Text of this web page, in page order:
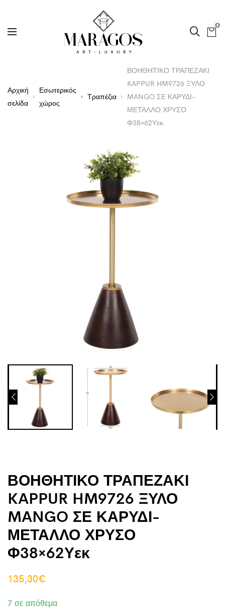
0
Αρχική
σελίδα
Εσωτερικός
χώρος
Τραπέζια
ΒΟΗΘΗΤΙΚΟ ΤΡΑΠΕΖΑΚΙ
KAPPUR HM9726 ΞΥΛΟ
MANGO ΣΕ ΚΑΡΥΔΙ-
ΜΕΤΑΛΛΟ ΧΡΥΣΟ
Φ38×62Υεκ
ΒΟΗΘΗΤΙΚΟ ΤΡΑΠΕΖΑΚΙ
KAPPUR HM9726 ΞΥΛΟ
MANGO ΣΕ ΚΑΡΥΔΙ-
ΜΕΤΑΛΛΟ ΧΡΥΣΟ
Φ38×62Υεκ
135,30€
7 σε απόθεμα